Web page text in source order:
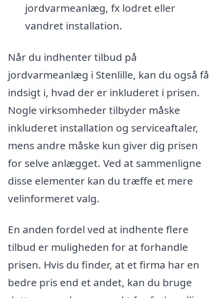
jordvarmeanlæg, fx lodret eller
vandret installation.
Når du indhenter tilbud på
jordvarmeanlæg i Stenlille, kan du også få
indsigt i, hvad der er inkluderet i prisen.
Nogle virksomheder tilbyder måske
inkluderet installation og serviceaftaler,
mens andre måske kun giver dig prisen
for selve anlægget. Ved at sammenligne
disse elementer kan du træffe et mere
velinformeret valg.
En anden fordel ved at indhente flere
tilbud er muligheden for at forhandle
prisen. Hvis du finder, at et firma har en
bedre pris end et andet, kan du bruge